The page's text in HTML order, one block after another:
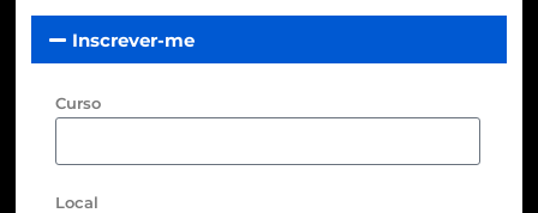
Inscrever-me
Curso
Local